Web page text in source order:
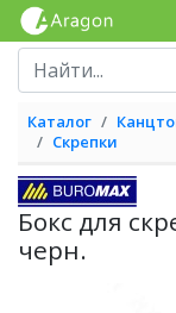
Каталог
Скрепки
Бокс для
черн.